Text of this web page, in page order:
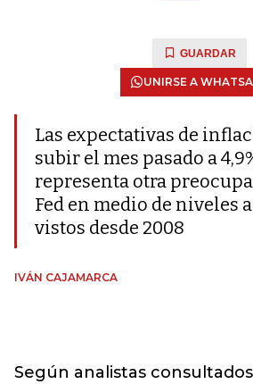
GUARDAR
UNIRSE A
Las expectativas de
subir el mes pasado a
representa otra
Fed en medio de niveles
vistos desde 2008
IVÁN CAJAMARCA
Según analistas